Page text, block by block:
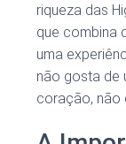
riqueza das
que combina
uma
não gosta de
coração, não